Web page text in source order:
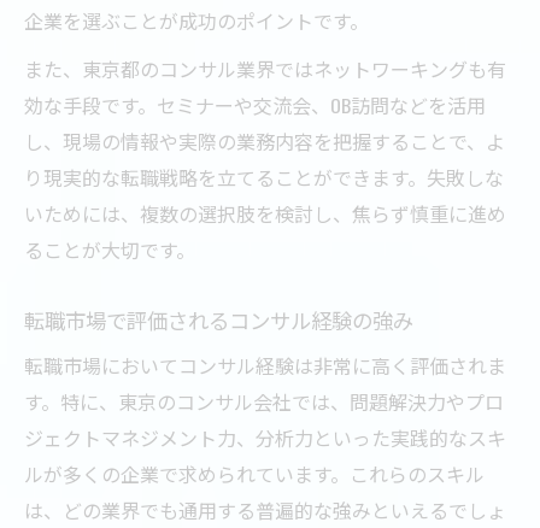
企業を選ぶことが成功のポイントです。
また、東京都のコンサル業界ではネットワーキングも有
効な手段です。セミナーや交流会、OB訪問などを活用
し、現場の情報や実際の業務内容を把握することで、よ
り現実的な転職戦略を立てることができます。失敗しな
いためには、複数の選択肢を検討し、焦らず慎重に進め
ることが大切です。
転職市場で評価されるコンサル経験の強み
転職市場においてコンサル経験は非常に高く評価されま
す。特に、東京のコンサル会社では、問題解決力やプロ
ジェクトマネジメント力、分析力といった実践的なスキ
ルが多くの企業で求められています。これらのスキル
は、どの業界でも通用する普遍的な強みといえるでしょ